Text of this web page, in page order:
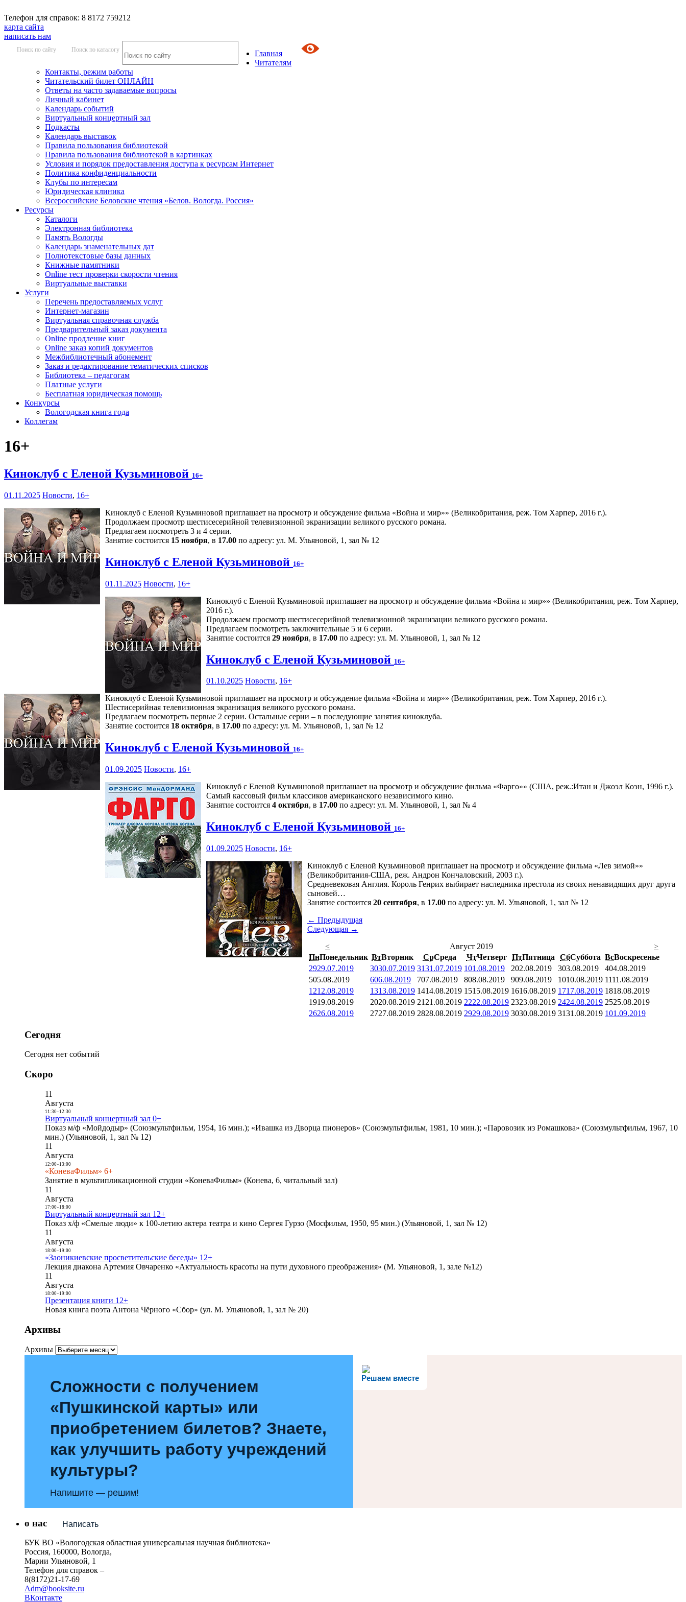
Телефон для справок: 8 8172 759212
карта сайта
написать нам
Поиск по сайту Поиск по каталогу
Главная
Читателям
Контакты, режим работы
Читательский билет ОНЛАЙН
Ответы на часто задаваемые вопросы
Личный кабинет
Календарь событий
Виртуальный концертный зал
Подкасты
Календарь выставок
Правила пользования библиотекой
Правила пользования библиотекой в картинках
Условия и порядок предоставления доступа к ресурсам Интернет
Политика конфиденциальности
Клубы по интересам
Юридическая клиника
Всероссийские Беловские чтения «Белов. Вологда. Россия»
Ресурсы
Каталоги
Электронная библиотека
Память Вологды
Календарь знаменательных дат
Полнотекстовые базы данных
Книжные памятники
Online тест проверки скорости чтения
Виртуальные выставки
Услуги
Перечень предоставляемых услуг
Интернет-магазин
Виртуальная справочная служба
Предварительный заказ документа
Online продление книг
Online заказ копий документов
Межбиблиотечный абонемент
Заказ и редактирование тематических списков
Библиотека – педагогам
Платные услуги
Бесплатная юридическая помощь
Конкурсы
Вологодская книга года
Коллегам
16+
Киноклуб с Еленой Кузьминовой 16+
01.11.2025 Новости, 16+
Киноклуб с Еленой Кузьминовой приглашает на просмотр и обсуждение фильма «Война и мир»» (Великобритания, реж. Том Харпер, 2016 г.).
Продолжаем просмотр шестисесерийной телевизионной экранизации великого русского романа.
Предлагаем посмотреть 3 и 4 серии.
Занятие состоится 15 ноября, в 17.00 по адресу: ул. М. Ульяновой, 1, зал № 12
Киноклуб с Еленой Кузьминовой 16+
01.11.2025 Новости, 16+
Киноклуб с Еленой Кузьминовой приглашает на просмотр и обсуждение фильма «Война и мир»» (Великобритания, реж. Том Харпер,
2016 г.).
Продолжаем просмотр шестисесерийной телевизионной экранизации великого русского романа.
Предлагаем посмотреть заключительные 5 и 6 серии.
Занятие состоится 29 ноября, в 17.00 по адресу: ул. М. Ульяновой, 1, зал № 12
Киноклуб с Еленой Кузьминовой 16+
01.10.2025 Новости, 16+
Киноклуб с Еленой Кузьминовой приглашает на просмотр и обсуждение фильма «Война и мир»» (Великобритания, реж. Том Харпер, 2016 г.).
Шестисерийная телевизионная экранизация великого русского романа.
Предлагаем посмотреть первые 2 серии. Остальные серии – в последующие занятия киноклуба.
Занятие состоится 18 октября, в 17.00 по адресу: ул. М. Ульяновой, 1, зал № 12
Киноклуб с Еленой Кузьминовой 16+
01.09.2025 Новости, 16+
Киноклуб с Еленой Кузьминовой приглашает на просмотр и обсуждение фильма «Фарго»» (США, реж.:Итан и Джоэл Коэн, 1996 г.).
Самый кассовый фильм классиков американского независимого кино.
Занятие состоится 4 октября, в 17.00 по адресу: ул. М. Ульяновой, 1, зал № 4
Киноклуб с Еленой Кузьминовой 16+
01.09.2025 Новости, 16+
Киноклуб с Еленой Кузьминовой приглашает на просмотр и обсуждение фильма «Лев зимой»»
(Великобритания-США, реж. Андрон Кончаловский, 2003 г.).
Средневековая Англия. Король Генрих выбирает наследника престола из своих ненавидящих друг друга
сыновей…
Занятие состоится 20 сентября, в 17.00 по адресу: ул. М. Ульяновой, 1, зал № 12
← Предыдущая
Следующая →
<
Август 2019
>
ПнПонедельник ВтВторник СрСреда ЧтЧетверг ПтПятница СбСуббота ВсВоскресенье
2929.07.2019 3030.07.2019 3131.07.2019 101.08.2019 202.08.2019 303.08.2019 404.08.2019
505.08.2019 606.08.2019 707.08.2019 808.08.2019 909.08.2019 1010.08.2019 1111.08.2019
1212.08.2019 1313.08.2019 1414.08.2019 1515.08.2019 1616.08.2019 1717.08.2019 1818.08.2019
1919.08.2019 2020.08.2019 21 21.08.2019 2222.08.2019 2323.08.2019 2424.08.2019 2525.08.2019
2626.08.2019 2727.08.2019 2828.08.2019 2929.08.2019 3030.08.2019 3131.08.2019 101.09.2019
Сегодня
Сегодня нет событий
Скоро
11
Августа
11:30- 12:30
Виртуальный концертный зал 0+
Показ м/ф «Мойдодыр» (Союзмультфильм, 1954, 16 мин.); «Ивашка из Дворца пионеров» (Союзмультфильм, 1981, 10 мин.); «Паровозик из Ромашкова» (Союзмультфильм, 1967, 10
мин.) (Ульяновой, 1, зал № 12)
11
Августа
12:00- 13:00
«КоневаФильм» 6+
Занятие в мультипликационной студии «КоневаФильм» (Конева, 6, читальный зал)
11
Августа
17:00- 18:00
Виртуальный концертный зал 12+
Показ х/ф «Смелые люди» к 100-летию актера театра и кино Сергея Гурзо (Мосфильм, 1950, 95 мин.) (Ульяновой, 1, зал № 12)
11
Августа
18:00- 19:00
«Заоникиевские просветительские беседы» 12+
Лекция диакона Артемия Овчаренко «Актуальность красоты на пути духовного преображения» (М. Ульяновой, 1, зале №12)
11
Августа
18:00- 19:00
Презентация книги 12+
Новая книга поэта Антона Чёрного «Сбор» (ул. М. Ульяновой, 1, зал № 20)
Архивы
Архивы
Решаем вместе
Сложности с получением
«Пушкинской карты» или
приобретением билетов? Знаете,
как улучшить работу учреждений
культуры?
Напишите — решим!
Написать
о нас
БУК ВО «Вологодская областная универсальная научная библиотека»
Россия, 160000, Вологда,
Марии Ульяновой, 1
Телефон для справок –
8(8172)21-17-69
Adm@booksite.ru
ВКонтакте